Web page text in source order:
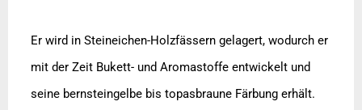
Er wird in Steineichen-Holzfässern gelagert, wodurch er
mit der Zeit Bukett- und Aromastoffe entwickelt und
seine bernsteingelbe bis topasbraune Färbung erhält.